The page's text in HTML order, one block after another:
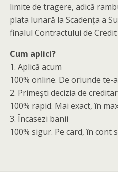
limite de tragere, adică
plata lunară la Scadența a
finalul Contractului de
Cum aplici?
1. Aplică acum
100% online. De oriunde te-
2. Primeşti decizia de
100% rapid. Mai exact, în
3. Încasezi banii
100% sigur. Pe card, în cont